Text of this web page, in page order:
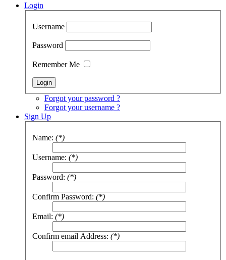
Login
Username
Password
Remember Me
Forgot your password ?
Forgot your username ?
Sign Up
Name: (*)
Username: (*)
Password: (*)
Confirm Password: (*)
Email: (*)
Confirm email Address: (*)